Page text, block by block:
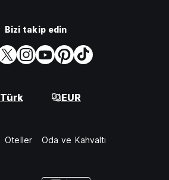
Bizi takip edin
Türk EUR
Oteller Oda ve Kahvaltı